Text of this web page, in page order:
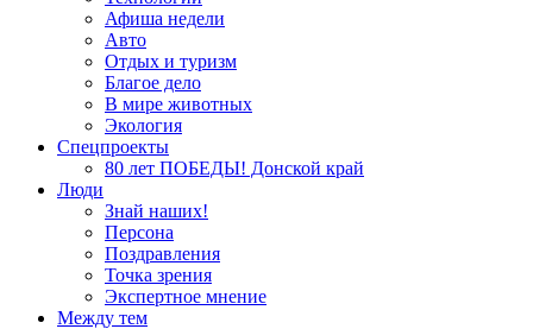
Афиша недели
Авто
Отдых и туризм
Благое дело
В мире животных
Экология
Спецпроекты
80 лет ПОБЕДЫ! Донской край
Люди
Знай наших!
Персона
Поздравления
Точка зрения
Экспертное мнение
Между тем